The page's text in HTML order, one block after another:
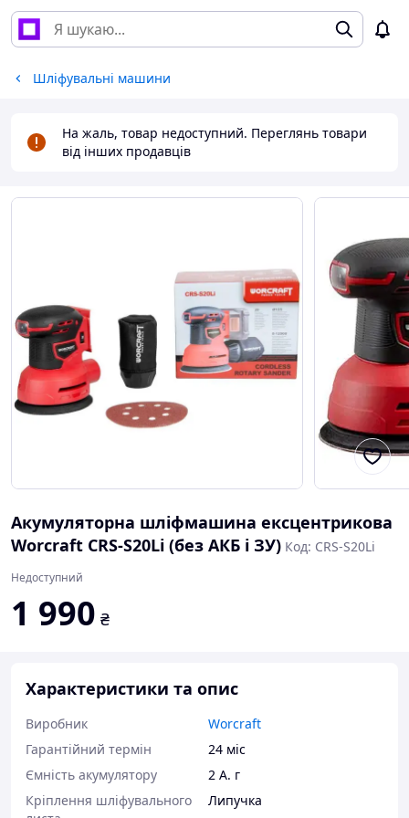
Шліфувальні машини
На жаль, товар недоступний. Переглянь товари
від інших продавців
Акумуляторна шліфмашина ексцентрикова
Worcraft CRS-S20Li (без АКБ і ЗУ) Код: CRS-S20Li
Недоступний
1 990 ₴
Характеристики та опис
Виробник
Worcraft
Гарантійний термін
24 міс
Ємність акумулятору
2 А. г
Кріплення шліфувального
Липучка